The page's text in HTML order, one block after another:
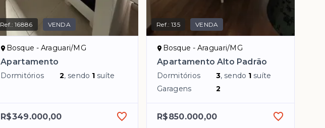
Ref.:16886 VENDA
Bosque - Araguari/MG
Apartamento
Dormitórios 2, sendo 1 suíte
R$349.000,00
Ref.:135 VENDA
Bosque - Araguari/MG
Apartamento Alto Padrão
Dormitórios 3, sendo 1 suíte
Garagens
2
R$850.000,00